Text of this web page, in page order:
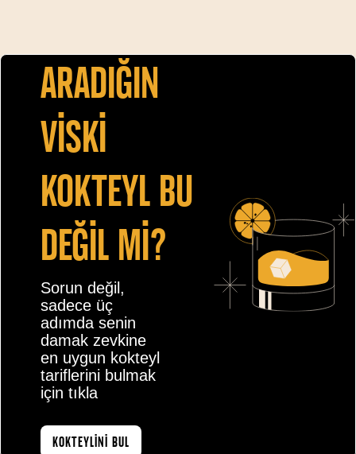
Aradiğin
vİskİ
kokteyl bu
değİl mİ?
Sorun değil,
sadece üç
adımda senin
damak zevkine
en uygun kokteyl
tariflerini bulmak
için tıkla
KOKTEYLİNİ BUL